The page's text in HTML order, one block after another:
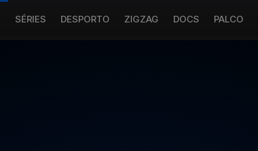
SÉRIES DESPORTO ZIGZAG DOCS PALCO